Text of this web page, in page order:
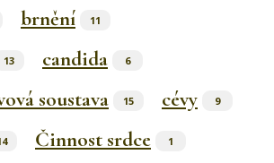
brnění 11
13 candida 6
soustava 15 cévy 9
Činnost srdce 1